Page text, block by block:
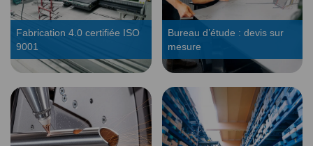
Fabrication 4.0 certifiée ISO
9001
Bureau d’étude : devis sur
mesure